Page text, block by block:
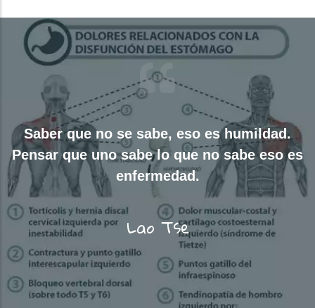
Saber que no se sabe, eso es humildad.
Pensar que uno sabe lo que no sabe eso es
enfermedad.
Lao Tse